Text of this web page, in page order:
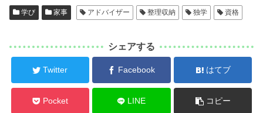
学び 家事 アドバイザー 整理収納 独学 資格
シェアする
Twitter Facebook はてブ
Pocket LINE コピー